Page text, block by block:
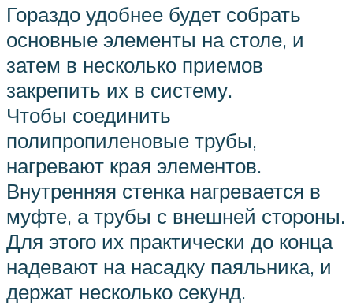
Гораздо удобнее будет собрать
основные элементы на столе, и
затем в несколько приемов
закрепить их в систему.
Чтобы соединить
полипропиленовые трубы,
нагревают края элементов.
Внутренняя стенка нагревается в
муфте, а трубы с внешней стороны.
Для этого их практически до конца
надевают на насадку паяльника, и
держат несколько секунд.